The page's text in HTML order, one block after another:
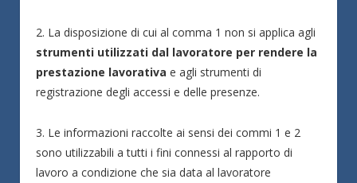
2. La disposizione di cui al comma 1 non si applica agli
strumenti utilizzati dal lavoratore per rendere la
prestazione lavorativa e agli strumenti di
registrazione degli accessi e delle presenze.
3. Le informazioni raccolte ai sensi dei commi 1 e 2
sono utilizzabili a tutti i fini connessi al rapporto di
lavoro a condizione che sia data al lavoratore